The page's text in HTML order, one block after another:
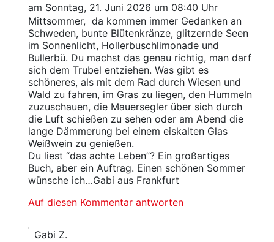
am Sonntag, 21. Juni 2026 um 08:40 Uhr
Mittsommer, da kommen immer Gedanken an
Schweden, bunte Blütenkränze, glitzernde Seen
im Sonnenlicht, Hollerbuschlimonade und
Bullerbü. Du machst das genau richtig, man darf
sich dem Trubel entziehen. Was gibt es
schöneres, als mit dem Rad durch Wiesen und
Wald zu fahren, im Gras zu liegen, den Hummeln
zuzuschauen, die Mauersegler über sich durch
die Luft schießen zu sehen oder am Abend die
lange Dämmerung bei einem eiskalten Glas
Weißwein zu genießen.
Du liest “das achte Leben”? Ein großartiges
Buch, aber ein Auftrag. Einen schönen Sommer
wünsche ich…Gabi aus Frankfurt
Auf diesen Kommentar antworten
Gabi Z.